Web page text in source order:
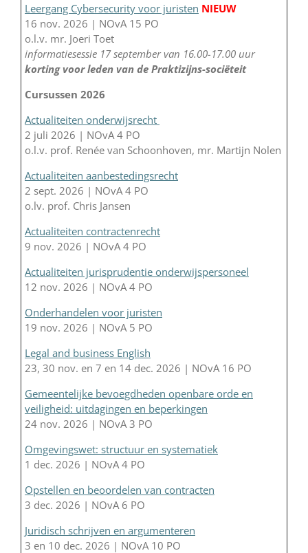
Leergang Cybersecurity voor juristen NIEUW
16 nov. 2026 | NOvA 15 PO
o.l.v. mr. Joeri Toet
informatiesessie 17 september van 16.00-17.00 uur
korting voor leden van de Praktizijns-sociëteit
Cursussen 2026
Actualiteiten onderwijsrecht
2 juli 2026 | NOvA 4 PO
o.l.v. prof. Renée van Schoonhoven, mr. Martijn Nolen
Actualiteiten aanbestedingsrecht
2 sept. 2026 | NOvA 4 PO
o.lv. prof. Chris Jansen
Actualiteiten contractenrecht
9 nov. 2026 | NOvA 4 PO
Actualiteiten jurisprudentie onderwijspersoneel
12 nov. 2026 | NOvA 4 PO
Onderhandelen voor juristen
19 nov. 2026 | NOvA 5 PO
Legal and business English
23, 30 nov. en 7 en 14 dec. 2026 | NOvA 16 PO
Gemeentelijke bevoegdheden openbare orde en
veiligheid: uitdagingen en beperkingen
24 nov. 2026 | NOvA 3 PO
Omgevingswet: structuur en systematiek
1 dec. 2026 | NOvA 4 PO
Opstellen en beoordelen van contracten
3 dec. 2026 | NOvA 6 PO
Juridisch schrijven en argumenteren
3 en 10 dec. 2026 | NOvA 10 PO